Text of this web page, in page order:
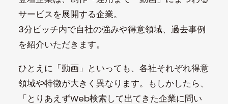
サービスを展開する企業。
3分ピッチ内で自社の強みや得意領域、過去事例
を紹介いただきます。
ひとえに「動画」といっても、各社それぞれ得意
領域や特徴が大きく異なります。もしかしたら、
「とりあえずWeb検索して出てきた企業に問い